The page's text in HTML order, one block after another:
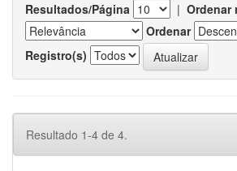
Resultados/Página | Ordenar
Ordenar
Registro(s)
Resultado 1-4 de 4.